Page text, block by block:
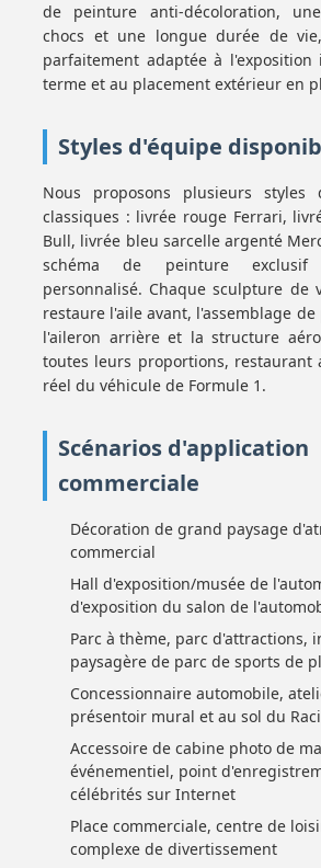
de peinture anti-décoloration,
chocs et une longue durée de
parfaitement adaptée à
terme et au placement extérieur en
Styles d'équipe
Nous proposons plusieurs styles
classiques : livrée rouge Ferrari,
Bull, livrée bleu sarcelle argenté
schéma de peinture
personnalisé. Chaque sculpture de
restaure l'aile avant, l'assemblage
l'aileron arrière et la structure
toutes leurs proportions, restaurant
réel du véhicule de Formule 1.
Scénarios d'application
commerciale
Décoration de grand paysage
commercial
Hall d'exposition/musée de
d'exposition du salon de
Parc à thème, parc d'attractions,
paysagère de parc de sports de
Concessionnaire automobile,
présentoir mural et au sol du
Accessoire de cabine photo de
événementiel, point
célébrités sur Internet
Place commerciale, centre de
complexe de divertissement